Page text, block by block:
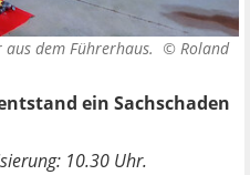
aus dem Führerhaus. © Roland
ein Sachschaden
10.30 Uhr.